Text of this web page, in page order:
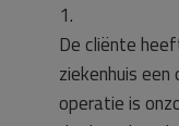
1.
De cliënte
ziekenhuis
operatie is